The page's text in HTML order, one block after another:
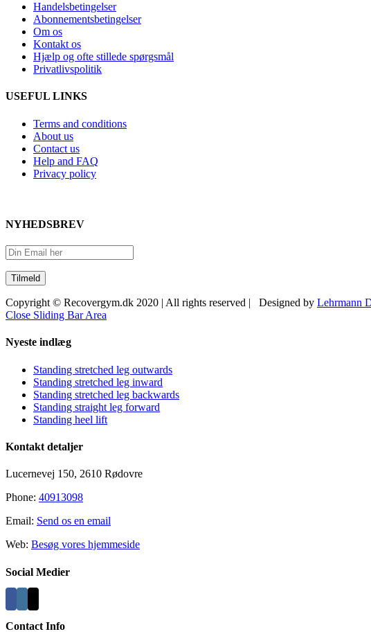
Handelsbetingelser
Abonnementsbetingelser
Om os
Kontakt os
Hjælp og ofte stillede spørgsmål
Privatlivspolitik
USEFUL LINKS
Terms and conditions
About us
Contact us
Help and FAQ
Privacy policy
NYHEDSBREV
Copyright © Recovergym.dk 2020 | All rights reserved | Designed by Lehrmann
Close Sliding Bar Area
Nyeste indlæg
Standing stretched leg outwards
Standing stretched leg inward
Standing stretched leg backwards
Standing straight leg forward
Standing heel lift
Kontakt detaljer
Lucernevej 150, 2610 Rødovre
Phone: 40913098
Email: Send os en email
Web: Besøg vores hjemmeside
Social Medier
Contact Info